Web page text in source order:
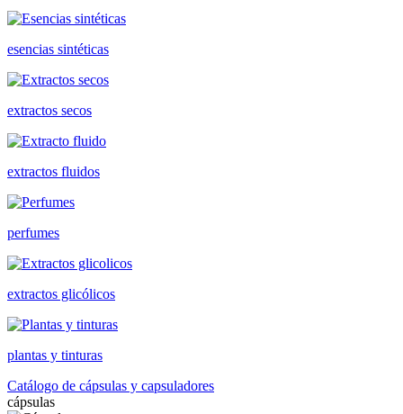
esencias sintéticas
extractos secos
extractos fluidos
perfumes
extractos glicólicos
plantas y tinturas
Catálogo de cápsulas y capsuladores
cápsulas